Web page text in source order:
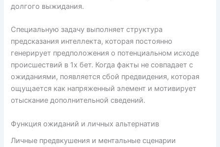
долгого выжидания.
Специальную задачу выполняет структура
предсказания интеллекта, которая постоянно
генерирует предположения о потенциальном исходе
происшествий в 1х бет. Когда факты не совпадает с
ожиданиями, появляется сбой предвидения, которая
ощущается как напряженный элемент и мотивирует
отыскание дополнительной сведений.
Функция ожиданий и личных альтернатив
Личные предвкушения и ментальные сценарии